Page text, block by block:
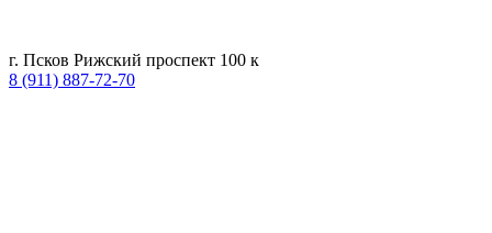
г. Псков Рижский проспект 100 к
8 (911) 887-72-70